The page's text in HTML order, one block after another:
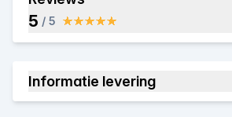
5 / 5
Informatie levering